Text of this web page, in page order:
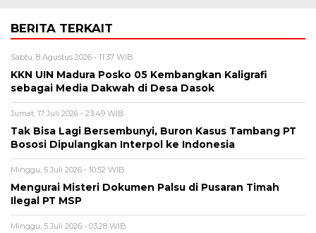
BERITA TERKAIT
Sabtu, 8 Agustus 2026 - 11:37 WIB
KKN UIN Madura Posko 05 Kembangkan Kaligrafi
sebagai Media Dakwah di Desa Dasok
Jumat, 17 Juli 2026 - 23:49 WIB
Tak Bisa Lagi Bersembunyi, Buron Kasus Tambang PT
Bososi Dipulangkan Interpol ke Indonesia
Minggu, 5 Juli 2026 - 10:52 WIB
Mengurai Misteri Dokumen Palsu di Pusaran Timah
Ilegal PT MSP
Minggu, 5 Juli 2026 - 03:28 WIB